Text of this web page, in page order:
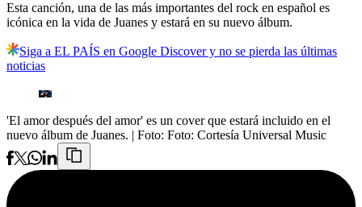
Esta canción, una de las más importantes del rock en español es
icónica en la vida de Juanes y estará en su nuevo álbum.
Siga a EL PAÍS en Google Discover y no se pierda las últimas
noticias
'El amor después del amor' es un cover que estará incluido en el
nuevo álbum de Juanes. | Foto: Foto: Cortesía Universal Music